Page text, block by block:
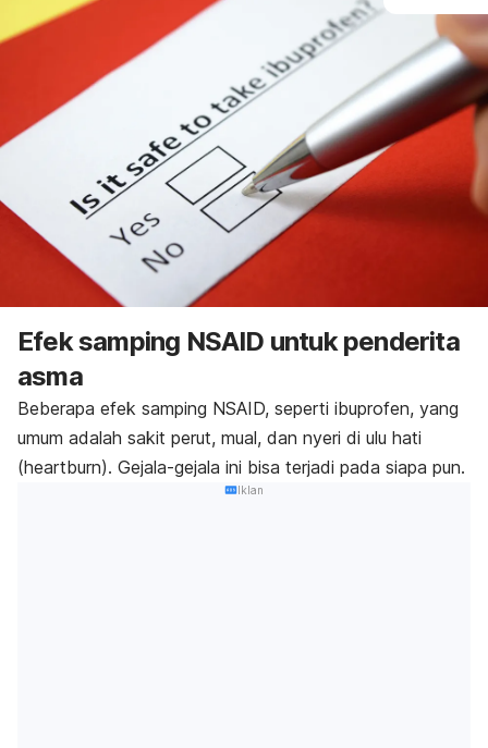
Efek samping NSAID untuk penderita
asma
Beberapa efek samping NSAID, seperti ibuprofen, yang
umum adalah sakit perut, mual, dan nyeri di ulu hati
(heartburn). Gejala-gejala ini bisa terjadi pada siapa pun.
Iklan